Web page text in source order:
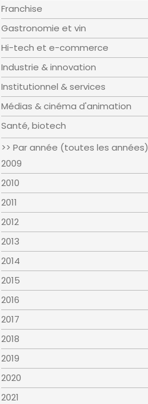
Franchise
Gastronomie et vin
Hi-tech et e-commerce
Industrie & innovation
Institutionnel & services
Médias & cinéma d'animation
Santé, biotech
>> Par année (toutes les années)
2009
2010
2011
2012
2013
2014
2015
2016
2017
2018
2019
2020
2021